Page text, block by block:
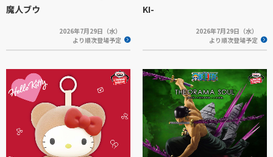
魔人ブウ
2026年7月29日（水）
より順次登場予定
KI-
2026年7月29日（水）
より順次登場予定